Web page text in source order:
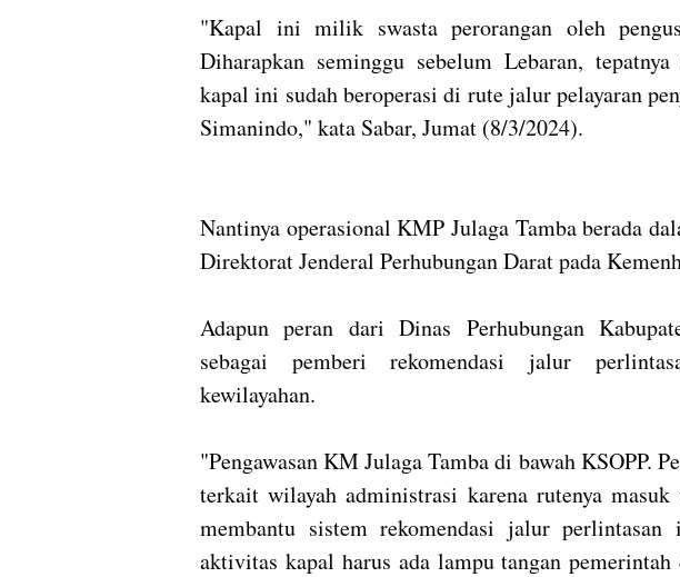
"Kapal ini milik swasta perorangan oleh
Diharapkan seminggu sebelum Lebaran,
kapal ini sudah beroperasi di rute jalur pelayaran
Simanindo," kata Sabar, Jumat (8/3/2024).
Nantinya operasional KMP Julaga Tamba berada
Direktorat Jenderal Perhubungan Darat pada
Adapun peran dari Dinas Perhubungan
sebagai pemberi rekomendasi jalur
kewilayahan.
"Pengawasan KM Julaga Tamba di bawah KSOPP.
terkait wilayah administrasi karena rutenya
membantu sistem rekomendasi jalur
aktivitas kapal harus ada lampu tangan